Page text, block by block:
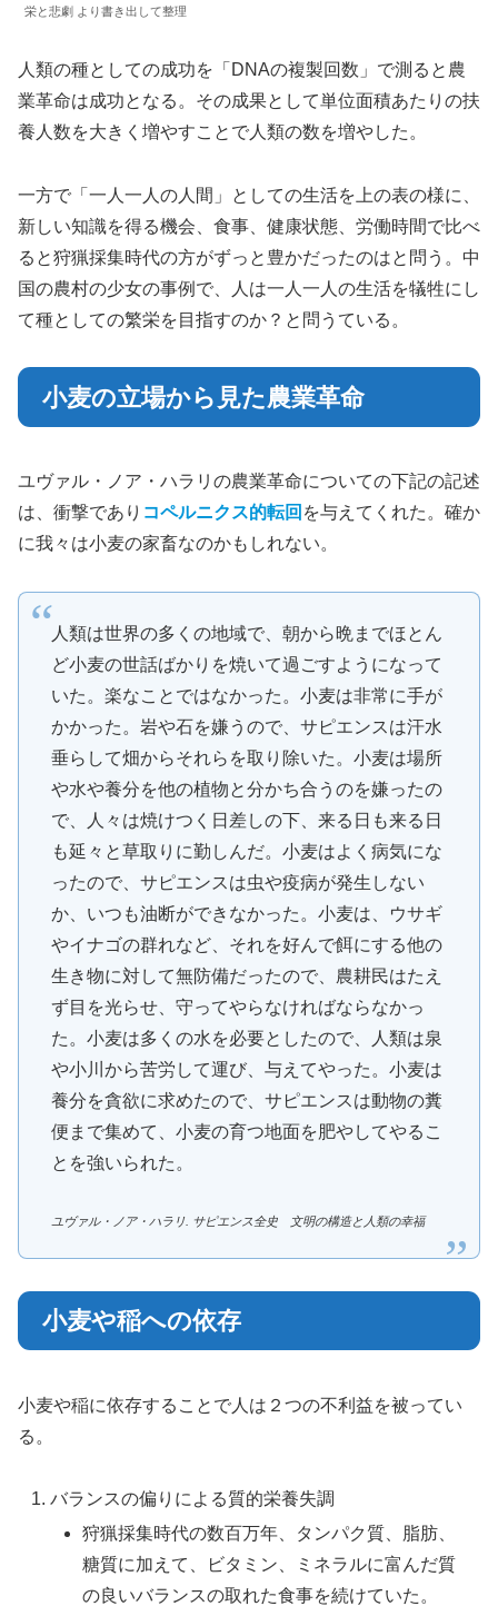
栄と悲劇 より書き出して整理
人類の種としての成功を「DNAの複製回数」で測ると農
業革命は成功となる。その成果として単位面積あたりの扶
養人数を大きく増やすことで人類の数を増やした。
一方で「一人一人の人間」としての生活を上の表の様に、
新しい知識を得る機会、食事、健康状態、労働時間で比べ
ると狩猟採集時代の方がずっと豊かだったのはと問う。中
国の農村の少女の事例で、人は一人一人の生活を犠牲にし
て種としての繁栄を目指すのか？と問うている。
小麦の立場から見た農業革命
ユヴァル・ノア・ハラリの農業革命についての下記の記述
は、衝撃であり コペルニクス的転回 を与えてくれた。確か
に我々は小麦の家畜なのかもしれない。
人類は世界の多くの地域で、朝から晩までほとん
ど小麦の世話ばかりを焼いて過ごすようになって
いた。楽なことではなかった。小麦は非常に手が
かかった。岩や石を嫌うので、サピエンスは汗水
垂らして畑からそれらを取り除いた。小麦は場所
や水や養分を他の植物と分かち合うのを嫌ったの
で、人々は焼けつく日差しの下、来る日も来る日
も延々と草取りに勤しんだ。小麦はよく病気にな
ったので、サピエンスは虫や疫病が発生しない
か、いつも油断ができなかった。小麦は、ウサギ
やイナゴの群れなど、それを好んで餌にする他の
生き物に対して無防備だったので、農耕民はたえ
ず目を光らせ、守ってやらなければならなかっ
た。小麦は多くの水を必要としたので、人類は泉
や小川から苦労して運び、与えてやった。小麦は
養分を貪欲に求めたので、サピエンスは動物の糞
便まで集めて、小麦の育つ地面を肥やしてやるこ
とを強いられた。
ユヴァル・ノア・ハラリ. サピエンス全史 文明の構造と人類の幸福
小麦や稲への依存
小麦や稲に依存することで人は２つの不利益を被ってい
る。
バランスの偏りによる質的栄養失調
狩猟採集時代の数百万年、タンパク質、脂肪、
糖質に加えて、ビタミン、ミネラルに富んだ質
の良いバランスの取れた食事を続けていた。